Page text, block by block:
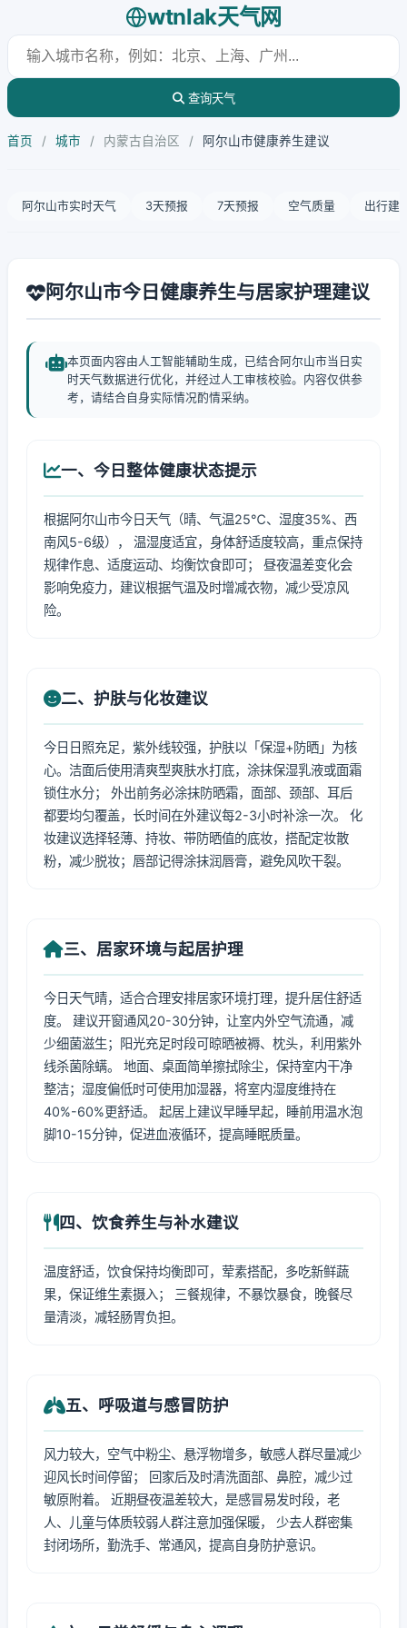
wtnlak天气网
查询天气
首页 / 城市 / 内蒙古自治区 / 阿尔山市健康养生建议
阿尔山市实时天气 3天预报 7天预报 空气质量 出行建
阿尔山市今日健康养生与居家护理建议
本页面内容由人工智能辅助生成，已结合阿尔山市当日实
时天气数据进行优化，并经过人工审核校验。内容仅供参
考，请结合自身实际情况酌情采纳。
一、今日整体健康状态提示
根据阿尔山市今日天气（晴、气温25℃、湿度35%、西
南风5-6级）， 温湿度适宜，身体舒适度较高，重点保持
规律作息、适度运动、均衡饮食即可； 昼夜温差变化会
影响免疫力，建议根据气温及时增减衣物，减少受凉风
险。
二、护肤与化妆建议
今日日照充足，紫外线较强，护肤以「保湿+防晒」为核
心。洁面后使用清爽型爽肤水打底，涂抹保湿乳液或面霜
锁住水分； 外出前务必涂抹防晒霜，面部、颈部、耳后
都要均匀覆盖，长时间在外建议每2-3小时补涂一次。 化
妆建议选择轻薄、持妆、带防晒值的底妆，搭配定妆散
粉，减少脱妆；唇部记得涂抹润唇膏，避免风吹干裂。
三、居家环境与起居护理
今日天气晴，适合合理安排居家环境打理，提升居住舒适
度。 建议开窗通风20-30分钟，让室内外空气流通，减
少细菌滋生；阳光充足时段可晾晒被褥、枕头，利用紫外
线杀菌除螨。 地面、桌面简单擦拭除尘，保持室内干净
整洁；湿度偏低时可使用加湿器，将室内湿度维持在
40%-60%更舒适。 起居上建议早睡早起，睡前用温水泡
脚10-15分钟，促进血液循环，提高睡眠质量。
四、饮食养生与补水建议
温度舒适，饮食保持均衡即可，荤素搭配，多吃新鲜蔬
果，保证维生素摄入； 三餐规律，不暴饮暴食，晚餐尽
量清淡，减轻肠胃负担。
五、呼吸道与感冒防护
风力较大，空气中粉尘、悬浮物增多，敏感人群尽量减少
迎风长时间停留； 回家后及时清洗面部、鼻腔，减少过
敏原附着。 近期昼夜温差较大，是感冒易发时段，老
人、儿童与体质较弱人群注意加强保暖， 少去人群密集
封闭场所，勤洗手、常通风，提高自身防护意识。